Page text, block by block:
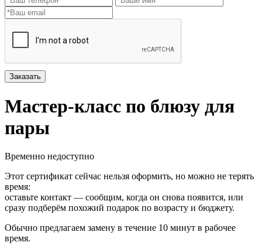
Заказать
Мастер-класс по блюзу для
пары
Временно недоступно
Этот сертификат сейчас нельзя оформить, но можно не терять
время:
оставьте контакт — сообщим, когда он снова появится, или
сразу подберём похожий подарок по возрасту и бюджету.
Обычно предлагаем замену в течение 10 минут в рабочее
время.